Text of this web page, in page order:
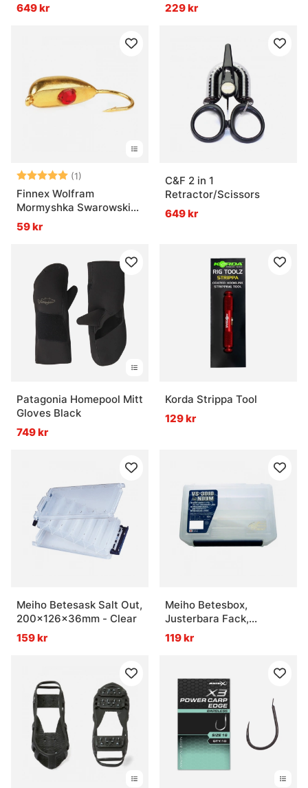
649 kr
229 kr
Betyg: (1)
5.0 utav 5 stjärnor
Finnex Wolfram
Mormyshka Swarowski
B8
59 kr
C&F 2 in 1
Retractor/Scissors
649 kr
Patagonia Homepool Mitt
Gloves Black
749 kr
Korda Strippa Tool
129 kr
Meiho Betesask Salt Out,
200x126x36mm - Clear
159 kr
Meiho Betesbox,
Justerbara Fack,
205x145x60mm - Clear
119 kr